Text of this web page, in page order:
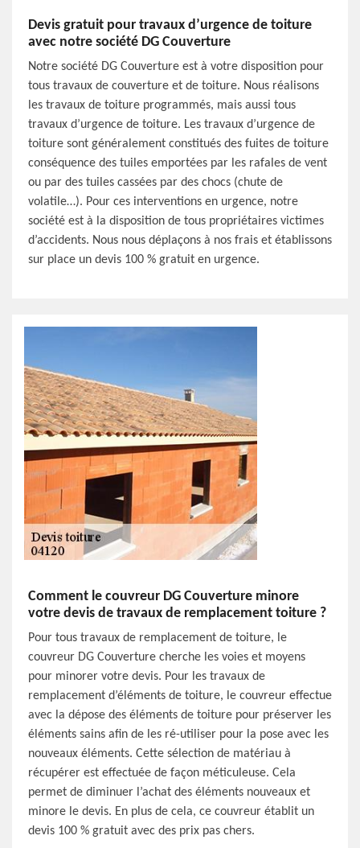
Devis gratuit pour travaux d’urgence de toiture
avec notre société DG Couverture
Notre société DG Couverture est à votre disposition pour
tous travaux de couverture et de toiture. Nous réalisons
les travaux de toiture programmés, mais aussi tous
travaux d’urgence de toiture. Les travaux d’urgence de
toiture sont généralement constitués des fuites de toiture
conséquence des tuiles emportées par les rafales de vent
ou par des tuiles cassées par des chocs (chute de
volatile…). Pour ces interventions en urgence, notre
société est à la disposition de tous propriétaires victimes
d’accidents. Nous nous déplaçons à nos frais et établissons
sur place un devis 100 % gratuit en urgence.
Comment le couvreur DG Couverture minore
votre devis de travaux de remplacement toiture ?
Pour tous travaux de remplacement de toiture, le
couvreur DG Couverture cherche les voies et moyens
pour minorer votre devis. Pour les travaux de
remplacement d’éléments de toiture, le couvreur effectue
avec la dépose des éléments de toiture pour préserver les
éléments sains afin de les ré-utiliser pour la pose avec les
nouveaux éléments. Cette sélection de matériau à
récupérer est effectuée de façon méticuleuse. Cela
permet de diminuer l’achat des éléments nouveaux et
minore le devis. En plus de cela, ce couvreur établit un
devis 100 % gratuit avec des prix pas chers.